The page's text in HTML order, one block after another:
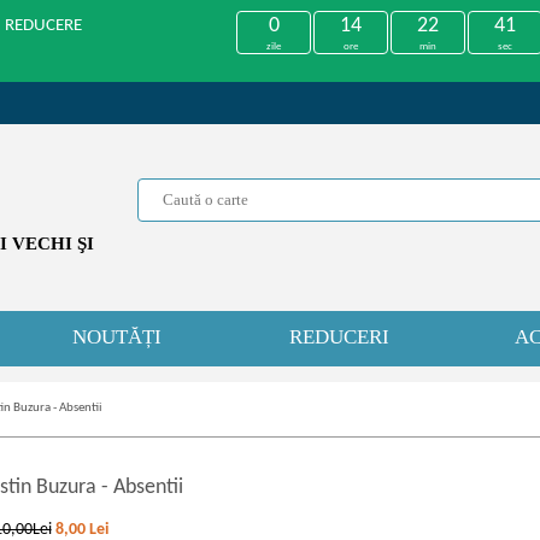
0
zile
14
ore
22
min
41
sec
VECHI ŞI
NOUTĂȚI REDUCERI
Buzura - Absentii
Buzura - Absentii
8,00 Lei